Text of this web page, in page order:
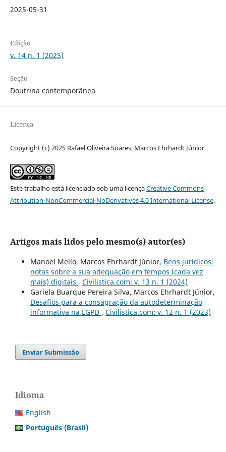
2025-05-31
Edição
v. 14 n. 1 (2025)
Seção
Doutrina contemporânea
Licença
Copyright (c) 2025 Rafael Oliveira Soares, Marcos Ehrhardt Júnior
Este trabalho está licenciado sob uma licençaCreative Commons
Attribution-NonCommercial-NoDerivatives 4.0 International License.
Artigos mais lidos pelo mesmo(s) autor(es)
Manoel Mello, Marcos Ehrhardt Júnior, Bens jurídicos:
notas sobre a sua adequação em tempos (cada vez
mais) digitais , Civilistica.com: v. 13 n. 1 (2024)
Gariela Buarque Pereira Silva, Marcos Ehrhardt Júnior,
Desafios para a consagração da autodeterminação
informativa na LGPD , Civilistica.com: v. 12 n. 1 (2023)
Enviar Submissão
Idioma
English
Português (Brasil)